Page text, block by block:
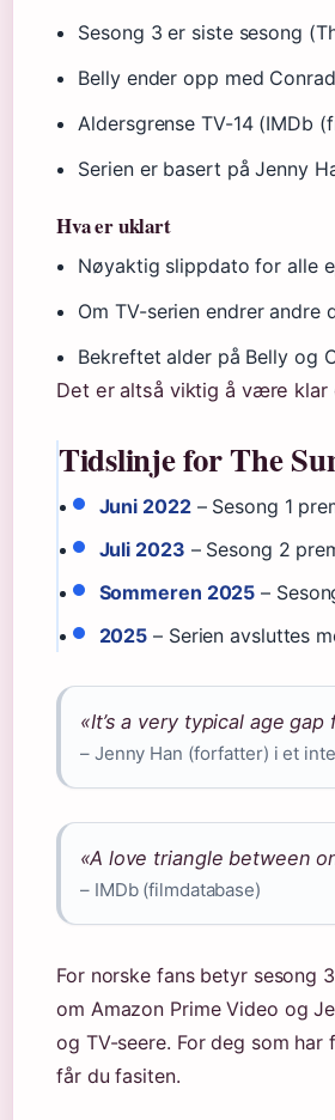
Sesong 3 er siste sesong
Belly ender opp med
Aldersgrense TV-14 (IMDb
Serien er basert på Jenny
Hva er uklart
Nøyaktig slippdato for alle
Om TV-serien endrer andre
Bekreftet alder på Belly og
Det er altså viktig å være
Tidslinje for The
Juni 2022– Sesong 1
Juli 2023 – Sesong 2
Sommeren 2025 –
2025 – Serien avsluttes
«It’s a very typical age
– Jenny Han (forfatter) i et
«A love triangle between
– IMDb (filmdatabase)
For norske fans betyr sesong
om Amazon Prime Video og
og TV-seere. For deg som
får du fasiten.